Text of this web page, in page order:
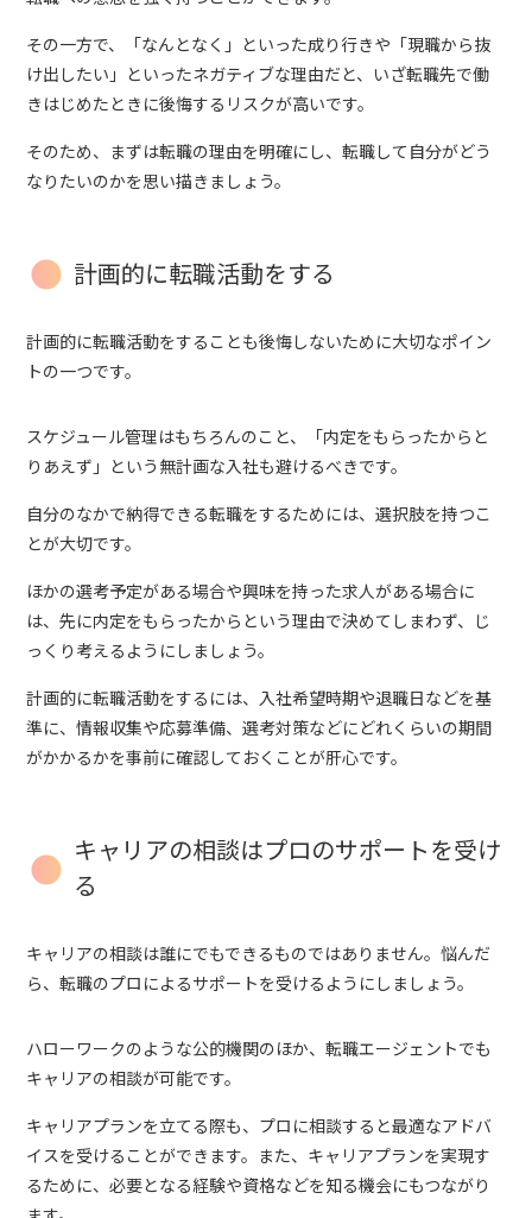
その一方で、「なんとなく」といった成り行きや「現職から抜
け出したい」といったネガティブな理由だと、いざ転職先で働
きはじめたときに後悔するリスクが高いです。
そのため、まずは転職の理由を明確にし、転職して自分がどう
なりたいのかを思い描きましょう。
計画的に転職活動をする
計画的に転職活動をすることも後悔しないために大切なポイン
トの一つです。
スケジュール管理はもちろんのこと、「内定をもらったからと
りあえず」という無計画な入社も避けるべきです。
自分のなかで納得できる転職をするためには、選択肢を持つこ
とが大切です。
ほかの選考予定がある場合や興味を持った求人がある場合に
は、先に内定をもらったからという理由で決めてしまわず、じ
っくり考えるようにしましょう。
計画的に転職活動をするには、入社希望時期や退職日などを基
準に、情報収集や応募準備、選考対策などにどれくらいの期間
がかかるかを事前に確認しておくことが肝心です。
キャリアの相談はプロのサポートを受け
る
キャリアの相談は誰にでもできるものではありません。悩んだ
ら、転職のプロによるサポートを受けるようにしましょう。
ハローワークのような公的機関のほか、転職エージェントでも
キャリアの相談が可能です。
キャリアプランを立てる際も、プロに相談すると最適なアドバ
イスを受けることができます。また、キャリアプランを実現す
るために、必要となる経験や資格などを知る機会にもつながり